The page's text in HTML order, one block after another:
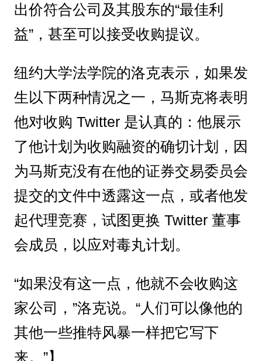
出价符合公司及其股东的“最佳利
益”，甚至可以接受收购提议。
纽约大学法学院的洛克表示，如果发
生以下两种情况之一，马斯克将表明
他对收购 Twitter 是认真的：他展示
了他计划为收购融资的确切计划，因
为马斯克没有在他的证券交易委员会
提交的文件中透露这一点，或者他发
起代理竞赛，试图更换 Twitter 董事
会成员，以应对毒丸计划。
“如果没有这一点，他就不会收购这
家公司，”洛克说。“人们可以像他的
其他一些推特风暴一样把它写下
来。”】